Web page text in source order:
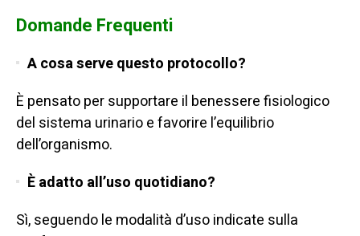
Domande Frequenti
A cosa serve questo protocollo?
È pensato per supportare il benessere fisiologico
del sistema urinario e favorire l’equilibrio
dell’organismo.
È adatto all’uso quotidiano?
Sì, seguendo le modalità d’uso indicate sulla